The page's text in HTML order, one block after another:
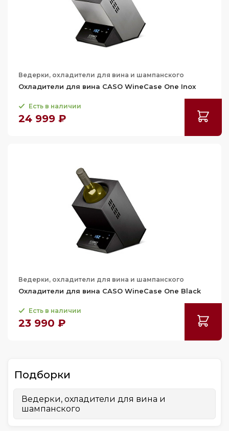
Ведерки, охладители для вина и шампанского
Охладители для вина CASO WineCase One Inox
Есть в наличии
24 999 ₽
Ведерки, охладители для вина и шампанского
Охладители для вина CASO WineCase One Black
Есть в наличии
23 990 ₽
Подборки
Ведерки, охладители для вина и
шампанского